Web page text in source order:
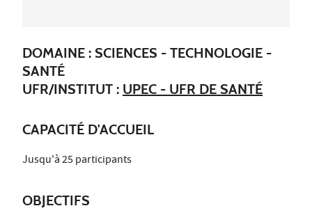
DOMAINE : SCIENCES - TECHNOLOGIE -
SANTÉ
UFR/INSTITUT : UPEC - UFR DE SANTÉ
CAPACITÉ D'ACCUEIL
Jusqu'à 25 participants
OBJECTIFS